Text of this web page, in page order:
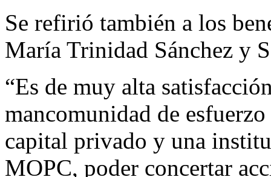
Se refirió también a los
María Trinidad Sánchez y
“Es de muy alta
mancomunidad de
capital privado y una
MOPC, poder concertar